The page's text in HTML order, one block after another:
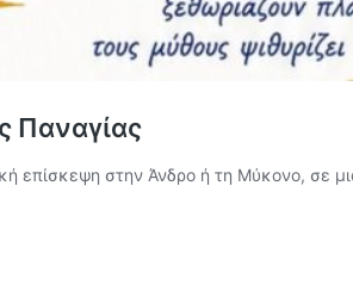
Παναγίας
επίσκεψη στην Άνδρο ή τη Μύκονο, σε